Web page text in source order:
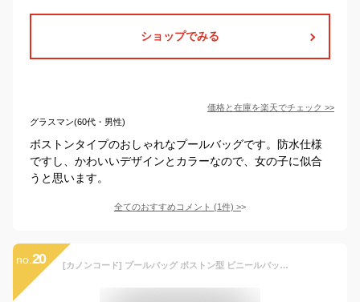
ショップでみる
価格と在庫を楽天でチェック >>
グラスマン(60代・男性)
ボストンタイプのおしゃれなプールバッグです。防水仕様
ですし、かわいいデザインとカラーなので、女の子に似合
うと思います。
全てのおすすめコメント (1件) >
no. 20 [カノンコード] プールバッグ ボストン型 ビニールバッグ キッズ 女の子 (ユニコーン CX107152)